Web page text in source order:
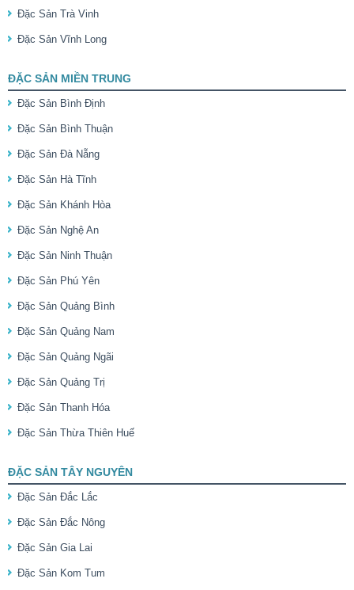
Đặc Sản Trà Vinh
Đặc Sản Vĩnh Long
ĐẶC SẢN MIỀN TRUNG
Đặc Sản Bình Định
Đặc Sản Bình Thuận
Đặc Sản Đà Nẵng
Đặc Sản Hà Tĩnh
Đặc Sản Khánh Hòa
Đặc Sản Nghệ An
Đặc Sản Ninh Thuận
Đặc Sản Phú Yên
Đặc Sản Quảng Bình
Đặc Sản Quảng Nam
Đặc Sản Quảng Ngãi
Đặc Sản Quảng Trị
Đặc Sản Thanh Hóa
Đặc Sản Thừa Thiên Huế
ĐẶC SẢN TÂY NGUYÊN
Đặc Sản Đắc Lắc
Đặc Sản Đắc Nông
Đặc Sản Gia Lai
Đặc Sản Kom Tum